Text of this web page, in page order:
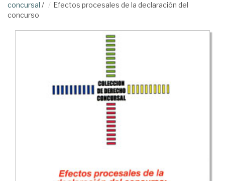
concursal /
Efectos procesales de la declaración del
concurso